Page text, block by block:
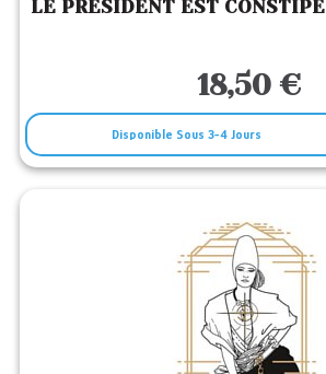
LE PRESIDENT EST CONSTIPE
18,50 €
Disponible Sous 3-4 Jours